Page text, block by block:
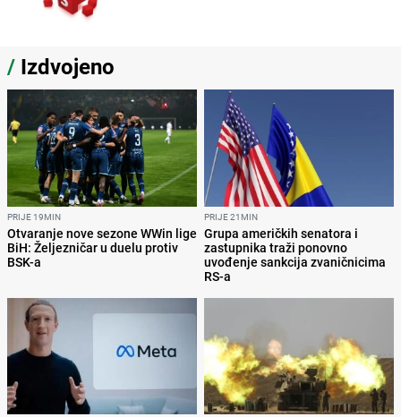
/ Izdvojeno
PRIJE 19MIN
Otvaranje nove sezone WWin lige
BiH: Željezničar u duelu protiv
BSK-a
PRIJE 21MIN
Grupa američkih senatora i
zastupnika traži ponovno
uvođenje sankcija zvaničnicima
RS-a